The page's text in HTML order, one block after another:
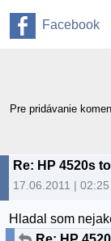
Facebook
Pre pridávanie
Re: HP 4520s
17.06.2011 | 02:25
Hladal som